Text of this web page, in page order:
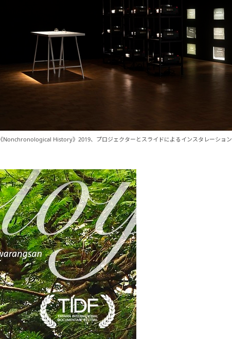
《Nonchronological History》2019、プロジェクターとスライドによるインスタレーション